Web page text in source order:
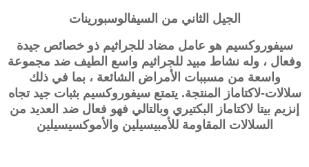
الجيل الثاني من السيفالوسبورينات
سيفوروكسيم هو عامل مضاد للجراثيم ذو خصائص جيدة
وفعال ، وله نشاط مبيد للجراثيم واسع الطيف ضد مجموعة
واسعة من مسببات الأمراض الشائعة ، بما في ذلك
سلالات-لاكتاماز المنتجة. يتمتع سيفوروكسيم بثبات جيد تجاه
إنزيم بيتا لاكتاماز البكتيري وبالتالي فهو فعال ضد العديد من
السلالات المقاومة للأمبيسيلين والأموكسيسيلين